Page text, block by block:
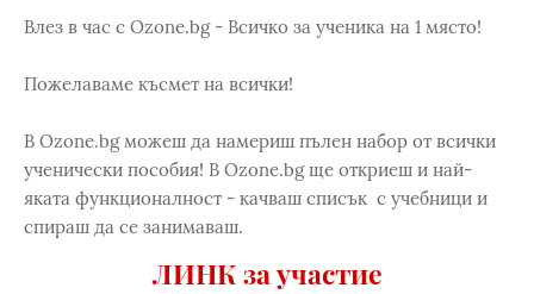
Влез в час с Ozone.bg - Всичко за ученика на 1 място!
Пожелаваме късмет на всички!
В Ozonе.bg можеш да намериш пълен набор от всички
ученически пособия! В Ozone.bg ще откриеш и най-
яката функционалност - качваш списък с учебници и
спираш да се занимаваш.
ЛИНК за участие